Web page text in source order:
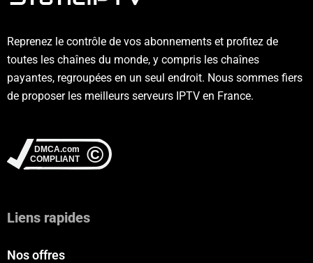
Reprenez le contrôle de vos abonnements et profitez de
toutes les chaînes du monde, y compris les chaînes
payantes, regroupées en un seul endroit. Nous sommes fiers
de proposer les meilleurs serveurs IPTV en France.
Liens rapides
Nos offres